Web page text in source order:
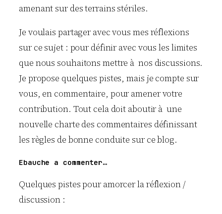
amenant sur des terrains stériles.
Je voulais partager avec vous mes réflexions
sur ce sujet : pour définir avec vous les limites
que nous souhaitons mettre à nos discussions.
Je propose quelques pistes, mais je compte sur
vous, en commentaire, pour amener votre
contribution. Tout cela doit aboutir à une
nouvelle charte des commentaires définissant
les règles de bonne conduite sur ce blog.
Ebauche a commenter…
Quelques pistes pour amorcer la réflexion /
discussion :